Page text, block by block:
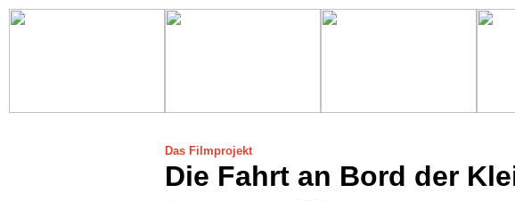
Das Filmprojekt
Die Fahrt an Bord der